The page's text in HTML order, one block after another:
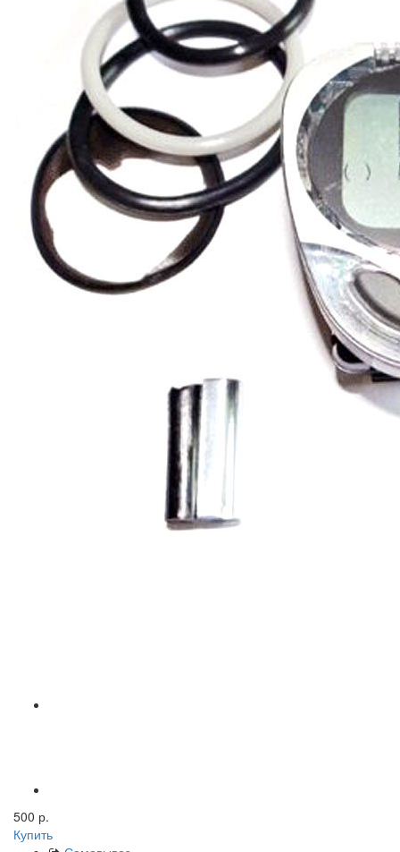
500 р.
Купить